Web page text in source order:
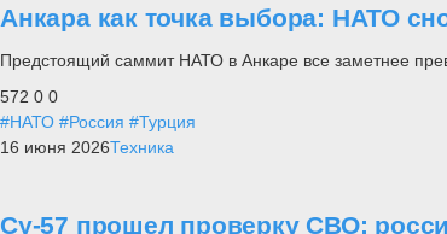
Анкара как точка выбора: НАТО
Предстоящий саммит НАТО в Анкаре все заметнее
572 0 0
#НАТО #Россия #Турция
16 июня 2026Техника
Су-57 прошел проверку СВО: